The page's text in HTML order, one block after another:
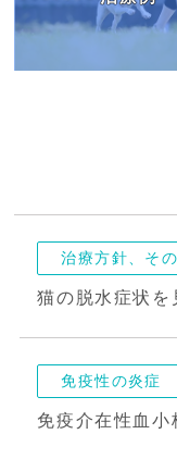
治療方針、そ
免疫性の炎症